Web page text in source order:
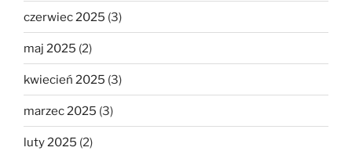
czerwiec 2025 (3)
maj 2025 (2)
kwiecień 2025 (3)
marzec 2025 (3)
luty 2025 (2)